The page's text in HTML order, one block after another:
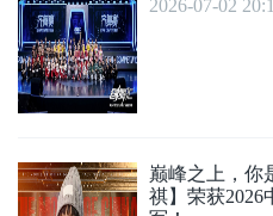
2026-07-02
巅峰之上，你
祺】荣获2026